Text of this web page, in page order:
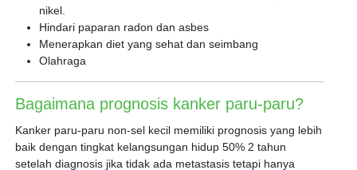
nikel.
Hindari paparan radon dan asbes
Menerapkan diet yang sehat dan seimbang
Olahraga
Bagaimana prognosis kanker paru-paru?
Kanker paru-paru non-sel kecil memiliki prognosis yang lebih
baik dengan tingkat kelangsungan hidup 50% 2 tahun
setelah diagnosis jika tidak ada metastasis tetapi hanya